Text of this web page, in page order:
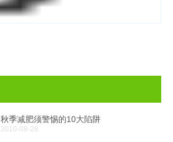
秋季减肥须警惕的10大陷阱
2010-08-28